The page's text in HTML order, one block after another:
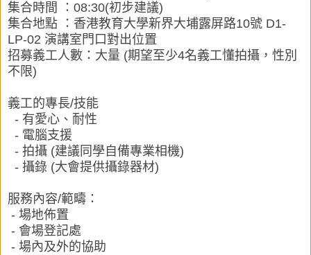
集合時間 ：08:30(初步建議)
集合地點 ：香港教育大學新界大埔露屏路10號 D1-
LP-02 演講室門口對出位置
招募義工人數：大量 (期望至少4名義工懂拍攝，性別
不限)
義工的專長/技能
- 有愛心、耐性
- 電腦支援
- 拍攝 (建議同學自備專業相機)
- 攝錄 (大會提供攝錄器材)
服務內容/範疇：
- 場地佈置
- 會場登記處
- 場內及外的協助